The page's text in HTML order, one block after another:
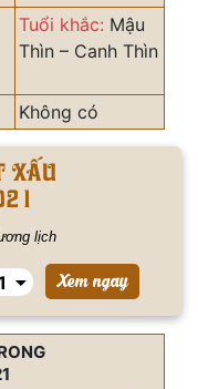
Tuổi khắc: Mậu
Thìn – Canh Thìn
Không có
xấu
lịch